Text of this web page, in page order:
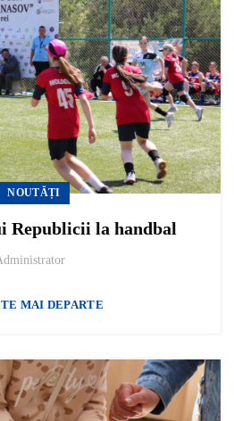
NOUTĂȚI
Republicii la handbal
MAI DEPARTE